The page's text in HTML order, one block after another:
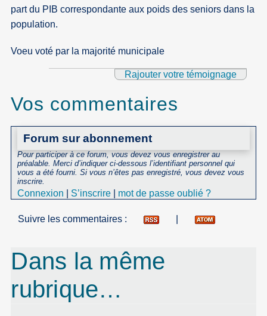
part du PIB correspondante aux poids des seniors dans la
population.
Voeu voté par la majorité municipale
Rajouter votre témoignage
Vos commentaires
Forum sur abonnement
Pour participer à ce forum, vous devez vous enregistrer au
préalable. Merci d’indiquer ci-dessous l’identifiant personnel qui
vous a été fourni. Si vous n’êtes pas enregistré, vous devez vous
inscrire.
Connexion S’inscrire mot de passe oublié ?
Suivre les commentaires :
Dans la même
rubrique…